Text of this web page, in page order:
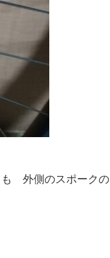
も 外側のスポークの